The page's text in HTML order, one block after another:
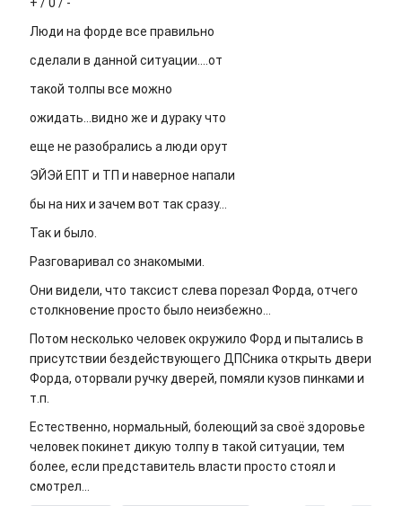
+ / 0 / -
Люди на форде все правильно
сделали в данной ситуации....от
такой толпы все можно
ожидать...видно же и дураку что
еще не разобрались а люди орут
ЭЙЭй ЕПТ и ТП и наверное напали
бы на них и зачем вот так сразу...
Так и было.
Разговаривал со знакомыми.
Они видели, что таксист слева порезал Форда, отчего
столкновение просто было неизбежно...
Потом несколько человек окружило Форд и пытались в
присутствии бездействующего ДПСника открыть двери
Форда, оторвали ручку дверей, помяли кузов пинками и
т.п.
Естественно, нормальный, болеющий за своё здоровье
человек покинет дикую толпу в такой ситуации, тем
более, если представитель власти просто стоял и
смотрел...